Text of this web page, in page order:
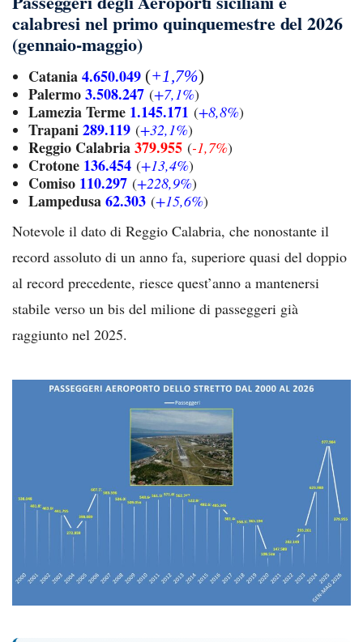
calabresi nel primo quinquemestre del 2026
(gennaio-maggio)
Catania4.650.049 (+1,7%)
Palermo3.508.247 (+7,1%)
Lamezia Terme 1.145.171 (+8,8%)
Trapani289.119 (+32,1%)
Reggio Calabria379.955 (-1,7%)
Crotone 136.454 (+13,4%)
Comiso 110.297 (+228,9%)
Lampedusa62.303 (+15,6%)
Notevole il dato di Reggio Calabria, che nonostante il
record assoluto di un anno fa, superiore quasi del doppio
al record precedente, riesce quest’anno a mantenersi
stabile verso un bis del milione di passeggeri già
raggiunto nel 2025.